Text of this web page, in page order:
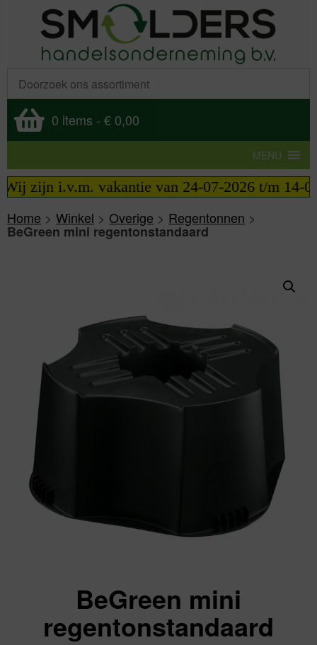
0 items - € 0,00
MENU
i.v.m. vakantie van 24-07-2026 t/m 14-08-
Home > Winkel > Overige > Regentonnen >
BeGreen mini regentonstandaard
BeGreen mini
regentonstandaard